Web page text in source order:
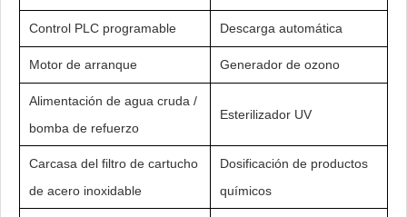
Control PLC programable Descarga automática
Motor de arranque Generador de ozono
Alimentación de agua cruda /
bomba de refuerzo
Esterilizador UV
Carcasa del filtro de cartucho
de acero inoxidable
Dosificación de productos
químicos